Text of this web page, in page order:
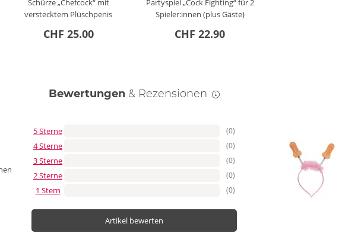
Schürze „Chefcock“ mit
verstecktem Plüschpenis
CHF 25.00
Partyspiel „Cock Fighting“ für 2
Spieler:innen (plus Gäste)
CHF 22.90
Bewertungen & Rezensionen
5 Sterne (0)
4 Sterne (0)
3 Sterne (0)
2 Sterne (0)
1 Stern (0)
Artikel bewerten